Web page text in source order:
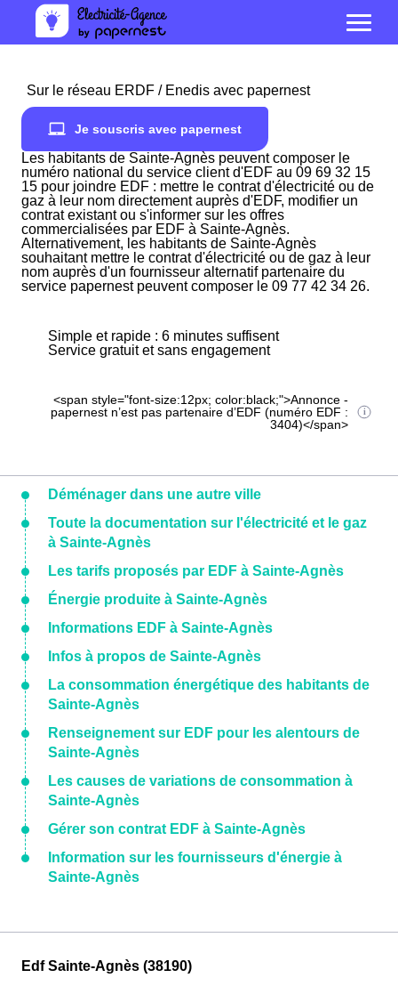
Sur le réseau ERDF / Enedis avec papernest
Je souscris avec papernest
Les habitants de Sainte-Agnès peuvent composer le
numéro national du service client d'EDF au 09 69 32 15
15 pour joindre EDF : mettre le contrat d'électricité ou de
gaz à leur nom directement auprès d'EDF, modifier un
contrat existant ou s'informer sur les offres
commercialisées par EDF à Sainte-Agnès.
Alternativement, les habitants de Sainte-Agnès
souhaitant mettre le contrat d'électricité ou de gaz à leur
nom auprès d'un fournisseur alternatif partenaire du
service papernest peuvent composer le 09 77 42 34 26.
Simple et rapide : 6 minutes suffisent
Service gratuit et sans engagement
<span style="font-size:12px; color:black;">Annonce -
papernest n’est pas partenaire d’EDF (numéro EDF :
3404)</span>
Déménager dans une autre ville
Toute la documentation sur l'électricité et le gaz
à Sainte-Agnès
Les tarifs proposés par EDF à Sainte-Agnès
Énergie produite à Sainte-Agnès
Informations EDF à Sainte-Agnès
Infos à propos de Sainte-Agnès
La consommation énergétique des habitants de
Sainte-Agnès
Renseignement sur EDF pour les alentours de
Sainte-Agnès
Les causes de variations de consommation à
Sainte-Agnès
Gérer son contrat EDF à Sainte-Agnès
Information sur les fournisseurs d'énergie à
Sainte-Agnès
Edf Sainte-Agnès (38190)